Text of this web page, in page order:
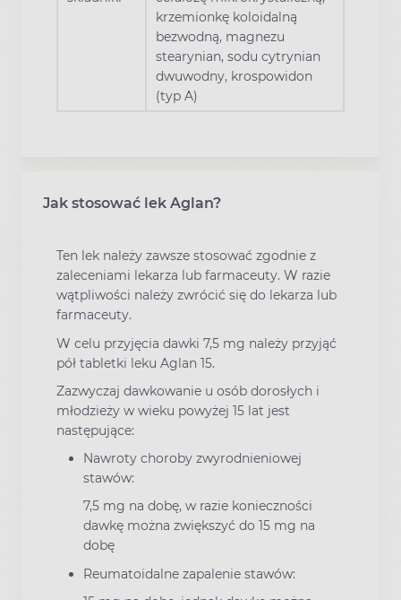
krzemionkę koloidalną
bezwodną, magnezu
stearynian, sodu cytrynian
dwuwodny, krospowidon
(typ A)
Jak stosować lek Aglan?
Ten lek należy zawsze stosować zgodnie z
zaleceniami lekarza lub farmaceuty. W razie
wątpliwości należy zwrócić się do lekarza lub
farmaceuty.
W celu przyjęcia dawki 7,5 mg należy przyjąć
pół tabletki leku Aglan 15.
Zazwyczaj dawkowanie u osób dorosłych i
młodzieży w wieku powyżej 15 lat jest
następujące:
Nawroty choroby zwyrodnieniowej
stawów:
7,5 mg na dobę, w razie konieczności
dawkę można zwiększyć do 15 mg na
dobę
Reumatoidalne zapalenie stawów: